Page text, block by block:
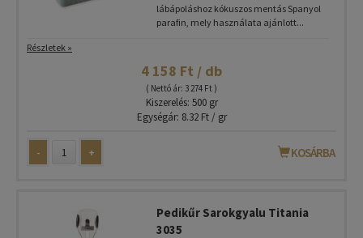
lábápoláshoz kókuszos mentás Spanyol
parafin, mely használata ajánlott...
Részletek »
4 158 Ft / db
( Nettó ár: 3 274 Ft )
Kiszerelés: 500 gr
Egységár: 8.32 Ft / gr
- + KOSÁRBA
Pedikűr Sarokgyalu Titania
3035